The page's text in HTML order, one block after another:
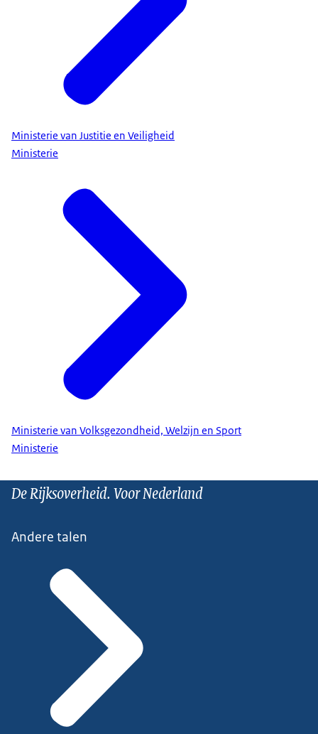
Ministerie van Justitie en Veiligheid
Ministerie
Ministerie van Volksgezondheid, Welzijn en Sport
Ministerie
De Rijksoverheid. Voor Nederland
Andere talen